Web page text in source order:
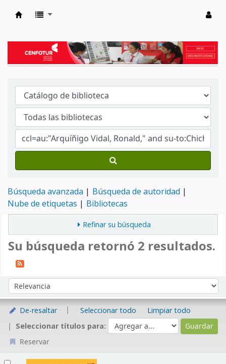
Búsqueda avanzada
Búsqueda de autoridad
Nube de etiquetas
Bibliotecas
Refinar su búsqueda
Su búsqueda retornó 2 resultados.
Ordenar por:
De-resaltar Seleccionar todo
Limpiar todo
Seleccionar títulos para:
Reservar